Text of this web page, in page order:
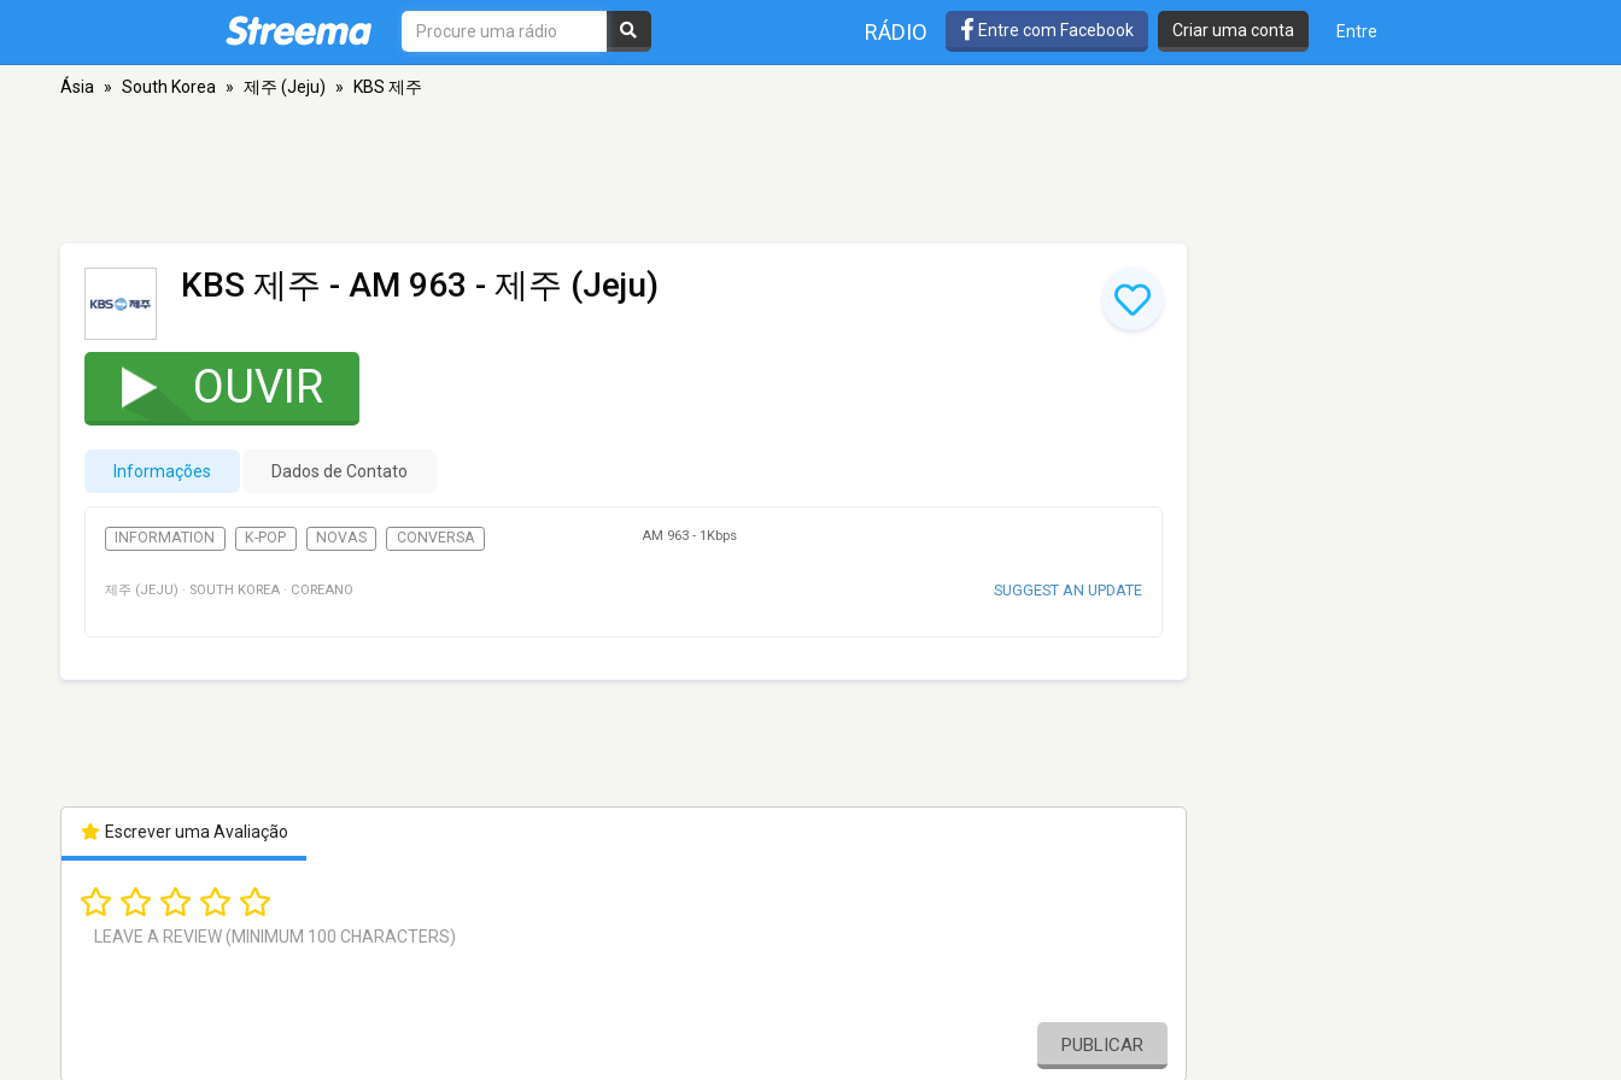
RÁDIO Entre com Facebook Criar uma conta Entre
Ásia » South Korea » 제주 (Jeju) » KBS 제주
KBS 제주 - AM 963 - 제주 (Jeju)
OUVIR
Informações Dados de Contato
INFORMATION K-POP NOVAS CONVERSA AM 963 - 1Kbps
제주 (JEJU) · SOUTH KOREA · COREANO SUGGEST AN UPDATE
Escrever uma Avaliação
PUBLICAR